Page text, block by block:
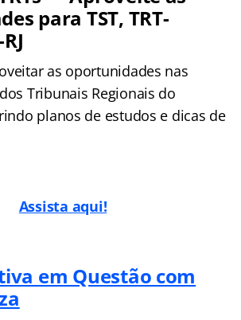
para TST, TRT-
as oportunidades nas
Tribunais Regionais do
planos de estudos e dicas de
Assista aqui!
em Questão com